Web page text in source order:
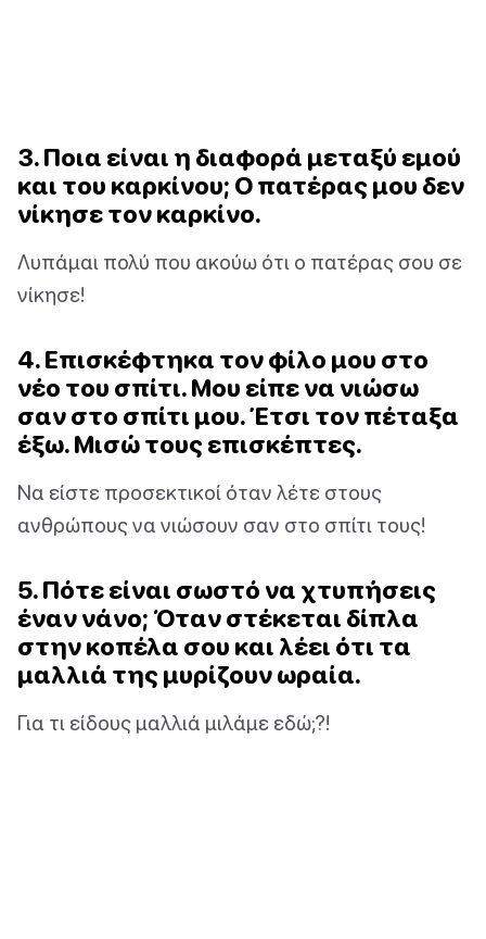
3. Ποια είναι η διαφορά μεταξύ εμού
και του καρκίνου; Ο πατέρας μου δεν
νίκησε τον καρκίνο.
Λυπάμαι πολύ που ακούω ότι ο πατέρας σου σε
νίκησε!
4. Επισκέφτηκα τον φίλο μου στο
νέο του σπίτι. Μου είπε να νιώσω
σαν στο σπίτι μου. Έτσι τον πέταξα
έξω. Μισώ τους επισκέπτες.
Να είστε προσεκτικοί όταν λέτε στους
ανθρώπους να νιώσουν σαν στο σπίτι τους!
5. Πότε είναι σωστό να χτυπήσεις
έναν νάνο; Όταν στέκεται δίπλα
στην κοπέλα σου και λέει ότι τα
μαλλιά της μυρίζουν ωραία.
Για τι είδους μαλλιά μιλάμε εδώ;?!